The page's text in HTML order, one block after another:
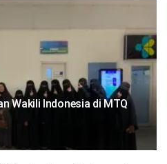
Wakili Indonesia di MTQ